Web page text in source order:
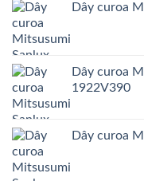
Dây curoa
Dây curoa
1922V390
Dây curoa